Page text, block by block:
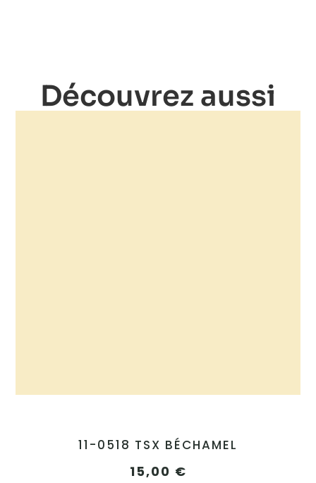
Découvrez aussi
11-0518 TSX BÉCHAMEL
15,00 €